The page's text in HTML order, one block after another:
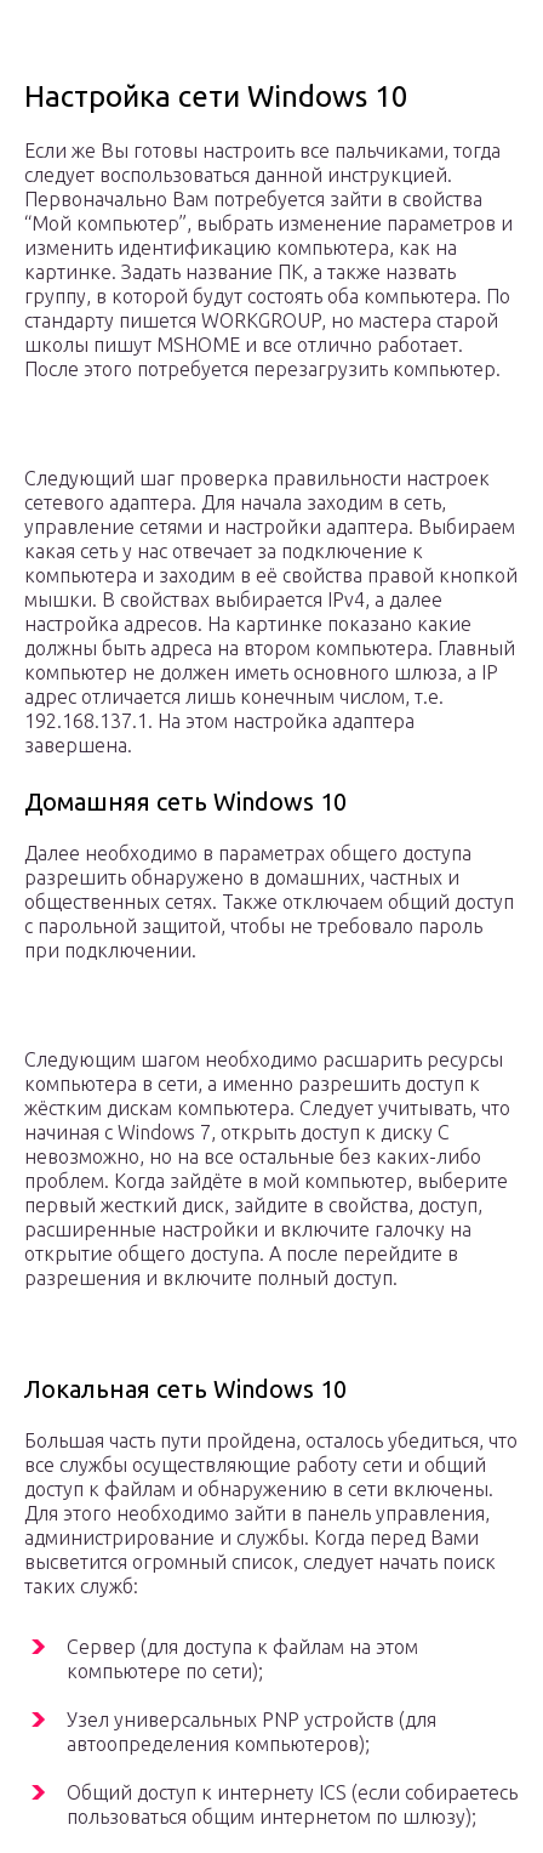
Настройка сети Windows 10
Если же Вы готовы настроить все пальчиками, тогда
следует воспользоваться данной инструкцией.
Первоначально Вам потребуется зайти в свойства
“Мой компьютер”, выбрать изменение параметров и
изменить идентификацию компьютера, как на
картинке. Задать название ПК, а также назвать
группу, в которой будут состоять оба компьютера. По
стандарту пишется WORKGROUP, но мастера старой
школы пишут MSHOME и все отлично работает.
После этого потребуется перезагрузить компьютер.
Следующий шаг проверка правильности настроек
сетевого адаптера. Для начала заходим в сеть,
управление сетями и настройки адаптера. Выбираем
какая сеть у нас отвечает за подключение к
компьютера и заходим в её свойства правой кнопкой
мышки. В свойствах выбирается IPv4, а далее
настройка адресов. На картинке показано какие
должны быть адреса на втором компьютера. Главный
компьютер не должен иметь основного шлюза, а IP
адрес отличается лишь конечным числом, т.е.
192.168.137.1. На этом настройка адаптера
завершена.
Домашняя сеть Windows 10
Далее необходимо в параметрах общего доступа
разрешить обнаружено в домашних, частных и
общественных сетях. Также отключаем общий доступ
с парольной защитой, чтобы не требовало пароль
при подключении.
Следующим шагом необходимо расшарить ресурсы
компьютера в сети, а именно разрешить доступ к
жёстким дискам компьютера. Следует учитывать, что
начиная с Windows 7, открыть доступ к диску С
невозможно, но на все остальные без каких-либо
проблем. Когда зайдёте в мой компьютер, выберите
первый жесткий диск, зайдите в свойства, доступ,
расширенные настройки и включите галочку на
открытие общего доступа. А после перейдите в
разрешения и включите полный доступ.
Локальная сеть Windows 10
Большая часть пути пройдена, осталось убедиться, что
все службы осуществляющие работу сети и общий
доступ к файлам и обнаружению в сети включены.
Для этого необходимо зайти в панель управления,
администрирование и службы. Когда перед Вами
высветится огромный список, следует начать поиск
таких служб:
Сервер (для доступа к файлам на этом
компьютере по сети);
Узел универсальных PNP устройств (для
автоопределения компьютеров);
Общий доступ к интернету ICS (если собираетесь
пользоваться общим интернетом по шлюзу);